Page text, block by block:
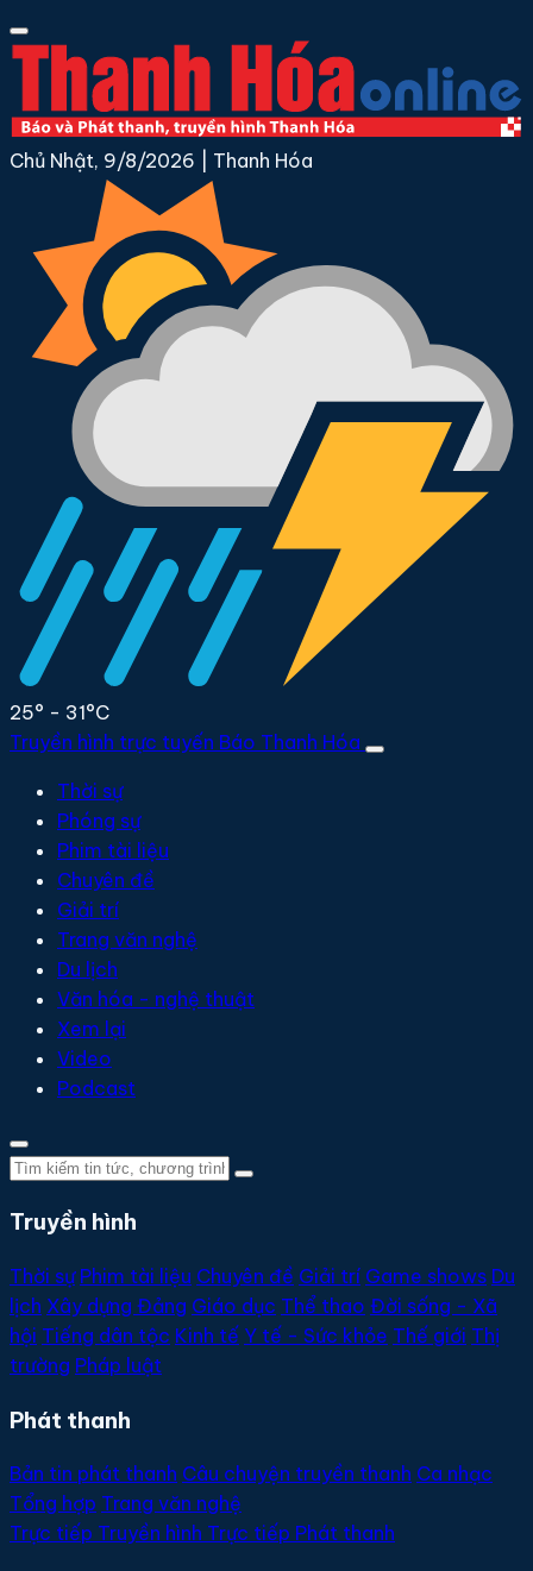
Chủ Nhật, 9/8/2026 Thanh Hóa
25° - 31°C
Truyền hình trực tuyến Báo Thanh Hóa
Thời sự
Phóng sự
Phim tài liệu
Chuyên đề
Giải trí
Trang văn nghệ
Du lịch
Văn hóa - nghệ thuật
Xem lại
Video
Podcast
Truyền hình
Thời sự Phim tài liệu Chuyên đề Giải trí Game shows Du
lịch Xây dựng Đảng Giáo dục Thể thao Đời sống - Xã
hội Tiếng dân tộc Kinh tế Y tế - Sức khỏe Thế giới Thị
trường Pháp luật
Phát thanh
Bản tin phát thanh Câu chuyện truyền thanh Ca nhạc
Tổng hợp Trang văn nghệ
Trực tiếp Truyền hình Trực tiếp Phát thanh